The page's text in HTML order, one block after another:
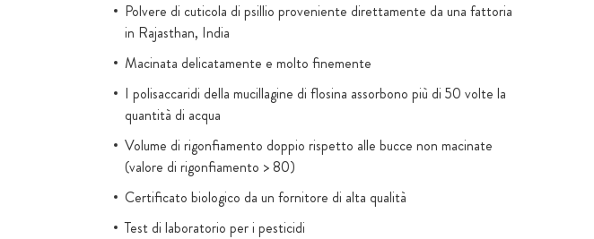
Polvere di cuticola di psillio proveniente direttamente da una fattoria
in Rajasthan, India
Macinata delicatamente e molto finemente
I polisaccaridi della mucillagine di flosina assorbono più di 50 volte la
quantità di acqua
Volume di rigonfiamento doppio rispetto alle bucce non macinate
(valore di rigonfiamento > 80)
Certificato biologico da un fornitore di alta qualità
Test di laboratorio per i pesticidi